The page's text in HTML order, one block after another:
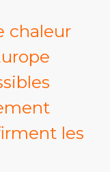
chaleur
les